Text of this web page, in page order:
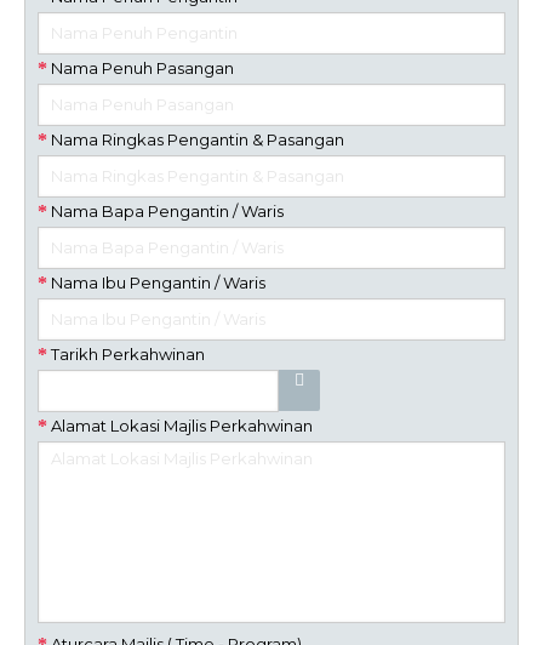
Nama Penuh Pasangan
Nama Ringkas Pengantin & Pasangan
Nama Bapa Pengantin / Waris
Nama Ibu Pengantin / Waris
Tarikh Perkahwinan
Alamat Lokasi Majlis Perkahwinan